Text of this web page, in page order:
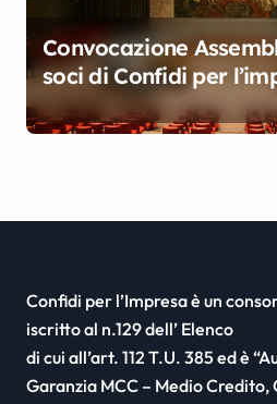
Convocazione
soci di Confidi per
Confidi per l’Impresa è un
iscritto al n.129 dell’ Elenco
di cui all’art. 112 T.U. 385 ed è
Garanzia MCC – Medio Credito,